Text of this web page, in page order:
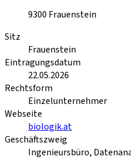
9300 Frauenstein
Sitz
Frauenstein
Eintragungsdatum
22.05.2026
Rechtsform
Einzelunternehmer
Webseite
biologik.at
Geschäftszweig
Ingenieursbüro,